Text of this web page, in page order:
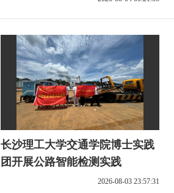
长沙理工大学交通学院博士实践
团开展公路智能检测实践
2026-08-03 23:57:31